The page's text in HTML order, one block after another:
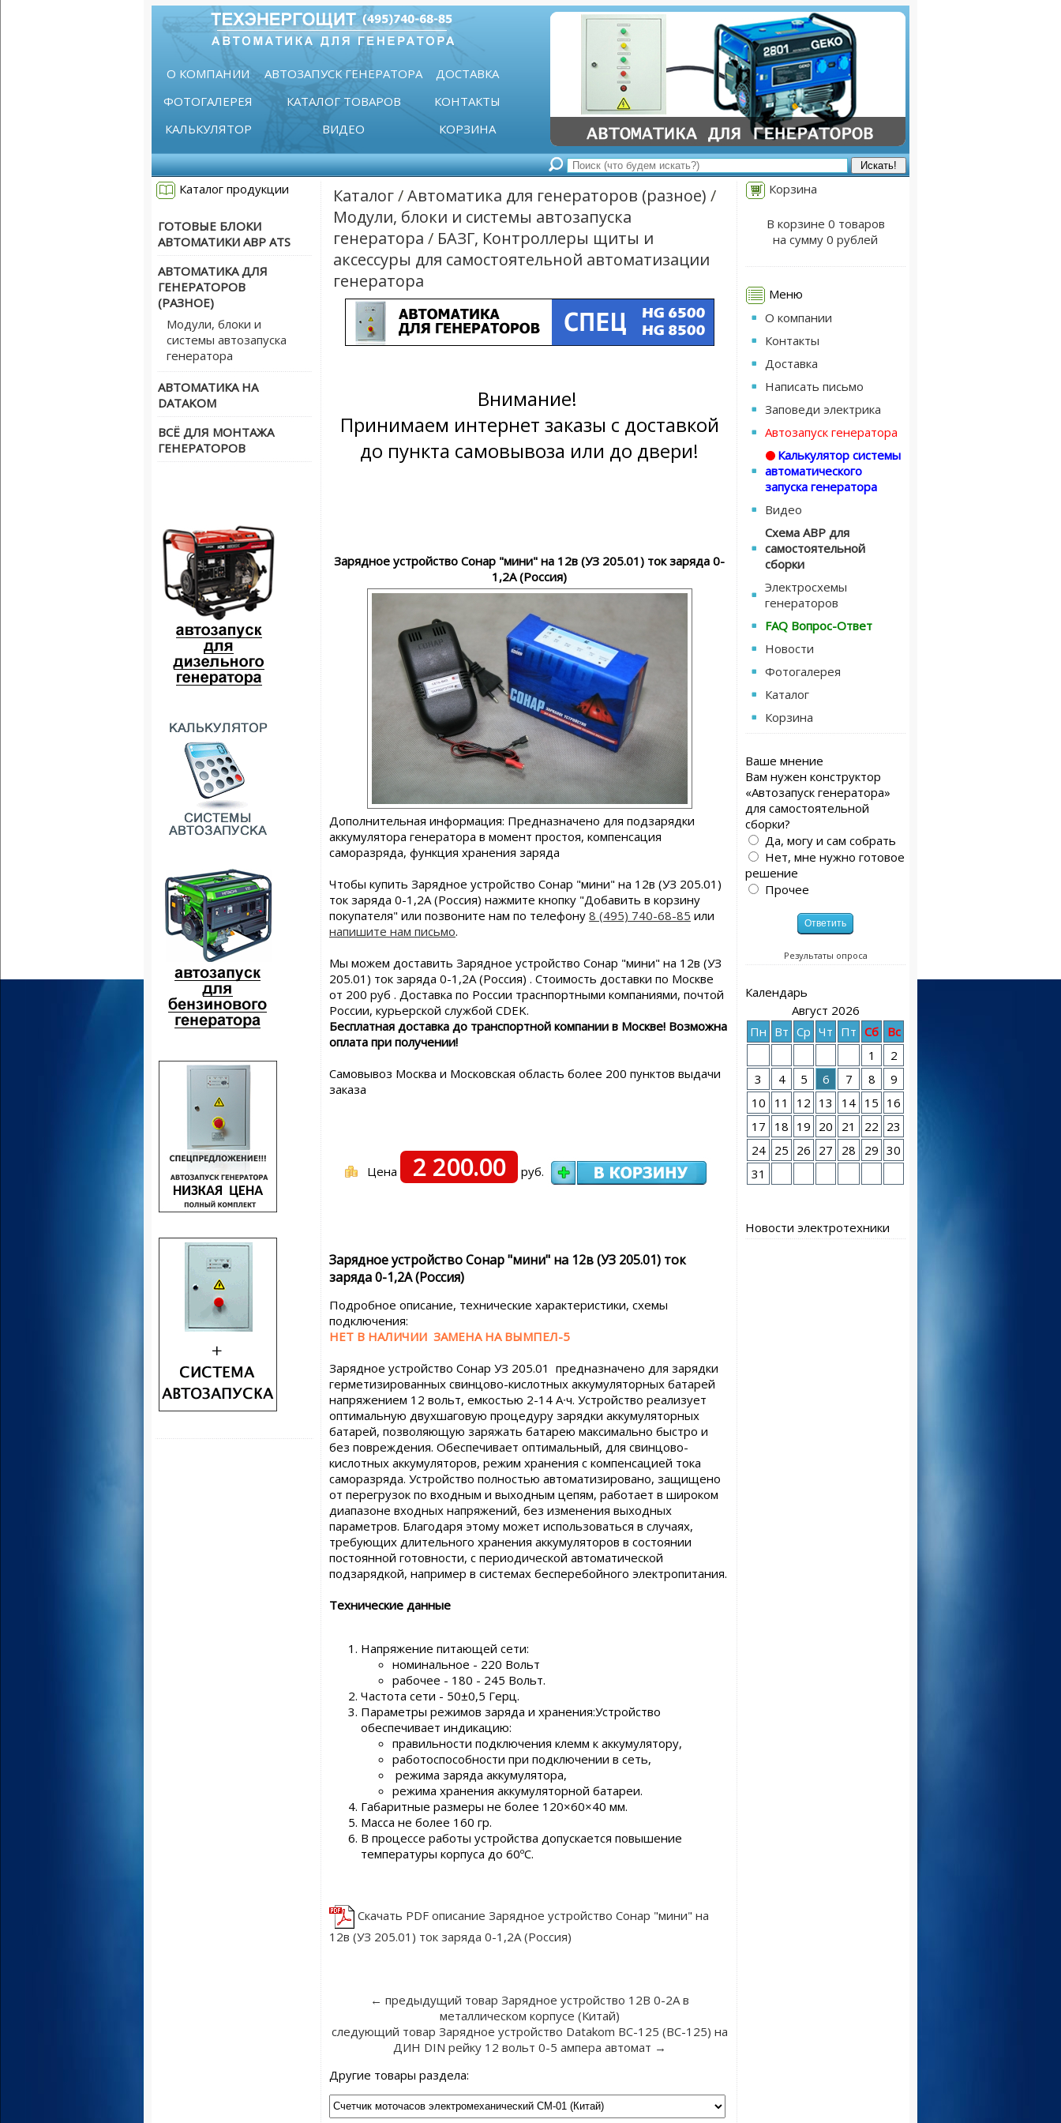
О КОМПАНИИ АВТОЗАПУСК ГЕНЕРАТОРА
ДОСТАВКА
ФОТОГАЛЕРЕЯ
КАТАЛОГ ТОВАРОВ
КОНТАКТЫ
КАЛЬКУЛЯТОР
ВИДЕО КОРЗИНА
Каталог продукции
ГОТОВЫЕ БЛОКИ
АВТОМАТИКИ АВР ATS
АВТОМАТИКА ДЛЯ
ГЕНЕРАТОРОВ
(РАЗНОЕ)
Модули, блоки и
системы автозапуска
генератора
АВТОМАТИКА НА
DATAKOM
ВСЁ ДЛЯ МОНТАЖА
ГЕНЕРАТОРОВ
Каталог/Автоматика для генераторов (разное) /
Модули, блоки и системы автозапуска
генератора / БАЗГ, Контроллеры щиты и
аксессуры для самостоятельной автоматизации
генератора
Внимание!
Принимаем интернет заказы с доставкой
до пункта самовывоза или до двери!
Зарядное устройство Сонар "мини" на 12в (УЗ 205.01) ток заряда 0-
1,2А (Россия)
Дополнительная информация: Предназначено для подзарядки
аккумулятора генератора в момент простоя, компенсация
саморазряда, функция хранения заряда
Чтобы купить Зарядное устройство Сонар "мини" на 12в (УЗ 205.01)
ток заряда 0-1,2А (Россия) нажмите кнопку "Добавить в корзину
покупателя" или позвоните нам по телефону 8 (495) 740-68-85 или
напишите нам письмо.
Мы можем доставить Зарядное устройство Сонар "мини" на 12в (УЗ
205.01) ток заряда 0-1,2А (Россия) . Стоимость доставки по Москве
от 200 руб . Доставка по России траснпортными компаниями, почтой
России, курьерской службой CDEK.
Бесплатная доставка до транспортной компании в Москве! Возможна
оплата при получении!
Самовывоз Москва и Московская область более 200 пунктов выдачи
заказа
Цена 2 200.00 руб.
Зарядное устройство Сонар "мини" на 12в (УЗ 205.01) ток
заряда 0-1,2А (Россия)
Подробное описание, технические характеристики, схемы
подключения:
НЕТ В НАЛИЧИИ ЗАМЕНА НА ВЫМПЕЛ-5
Зарядное устройство Сонар УЗ 205.01 предназначено для зарядки
герметизированных свинцово-кислотных аккумуляторных батарей
напряжением 12 вольт, емкостью 2-14 А∙ч. Устройство реализует
оптимальную двухшаговую процедуру зарядки аккумуляторных
батарей, позволяющую заряжать батарею максимально быстро и
без повреждения. Обеспечивает оптимальный, для свинцово-
кислотных аккумуляторов, режим хранения с компенсацией тока
саморазряда. Устройство полностью автоматизировано, защищено
от перегрузок по входным и выходным цепям, работает в широком
диапазоне входных напряжений, без изменения выходных
параметров. Благодаря этому может использоваться в случаях,
требующих длительного хранения аккумуляторов в состоянии
постоянной готовности, с периодической автоматической
подзарядкой, например в системах бесперебойного электропитания.
Технические данные
Напряжение питающей сети:
номинальное - 220 Вольт
рабочее - 180 - 245 Вольт.
Частота сети - 50±0,5 Герц.
Параметры режимов заряда и хранения:Устройство
обеспечивает индикацию:
правильности подключения клемм к аккумулятору,
работоспособности при подключении в сеть,
режима заряда аккумулятора,
режима хранения аккумуляторной батареи.
Габаритные размеры не более 120×60×40 мм.
Масса не более 160 гр.
В процессе работы устройства допускается повышение
температуры корпуса до 60ºС.
Скачать PDF описание Зарядное устройство Сонар "мини" на
12в (УЗ 205.01) ток заряда 0-1,2А (Россия)
← предыдущий товар Зарядное устройство 12В 0-2А в
металлическом корпусе (Китай)
следующий товар Зарядное устройство Datakom BC-125 (ВС-125) на
ДИН DIN рейку 12 вольт 0-5 ампера автомат →
Другие товары раздела:
Корзина
В корзине 0 товаров
на сумму 0 рублей
Меню
О компании
Контакты
Доставка
Написать письмо
Заповеди электрика
Автозапуск генератора
Калькулятор системы
автоматического
запуска генератора
Видео
Схема АВР для
самостоятельной
сборки
Электросхемы
генераторов
FAQ Вопрос-Ответ
Новости
Фотогалерея
Каталог
Корзина
Ваше мнение
Вам нужен конструктор
«Автозапуск генератора»
для самостоятельной
сборки?
Да, могу и сам собрать
Нет, мне нужно готовое
решение
Прочее
Результаты опроса
Календарь
Август 2026
Пн Вт Ср Чт Пт Сб Вс
1
2
3
4 5 6 7 8
9
10
11 12 13 14 15 16
17
18 19 20 21 22 23
24
25 26 27 28 29 30
31
Новости электротехники